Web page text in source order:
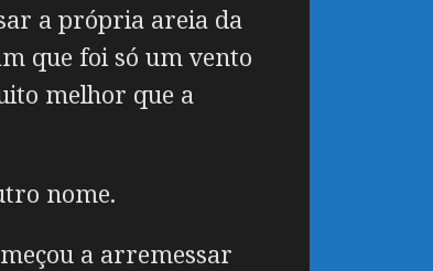
a própria areia da
que foi só um vento
melhor que a
nome.
a arremessar